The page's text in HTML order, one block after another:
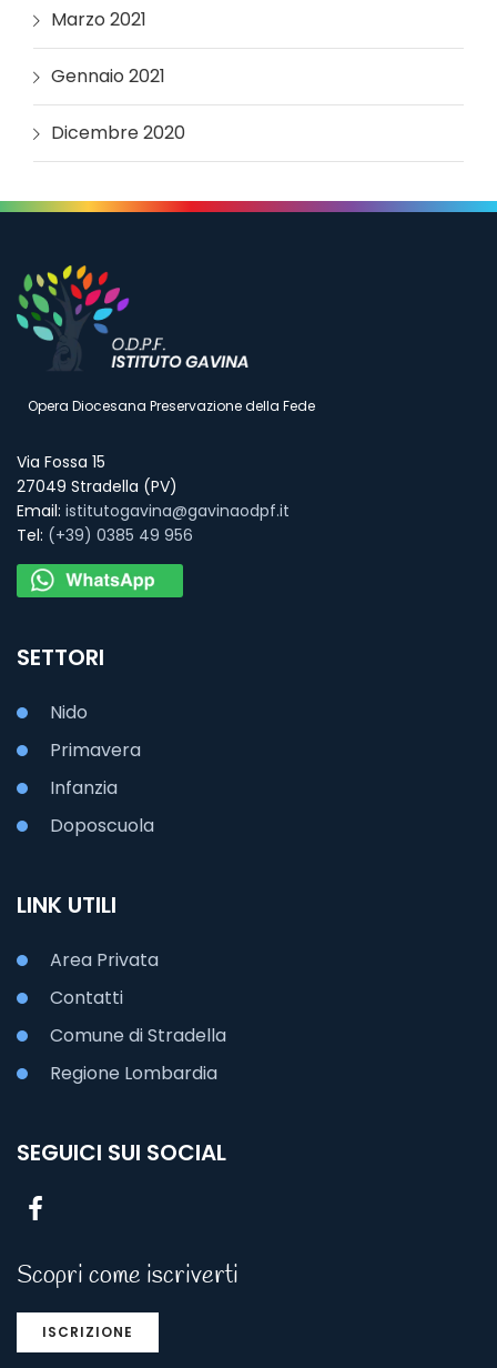
Marzo 2021
Gennaio 2021
Dicembre 2020
Opera Diocesana Preservazione della Fede
Via Fossa 15
27049 Stradella (PV)
Email: istitutogavina@gavinaodpf.it
Tel: (+39) 0385 49 956
SETTORI
Nido
Primavera
Infanzia
Doposcuola
LINK UTILI
Area Privata
Contatti
Comune di Stradella
Regione Lombardia
SEGUICI SUI SOCIAL
Scopri come iscriverti
ISCRIZIONE